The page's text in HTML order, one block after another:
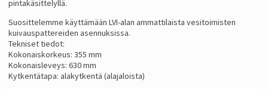
pintakäsittelyllä.
Suosittelemme käyttämään LVI-alan ammattilaista vesitoimisten
kuivauspattereiden asennuksissa.
Tekniset tiedot:
Kokonaiskorkeus: 355 mm
Kokonaisleveys: 630 mm
Kytkentätapa: alakytkentä (alajaloista)